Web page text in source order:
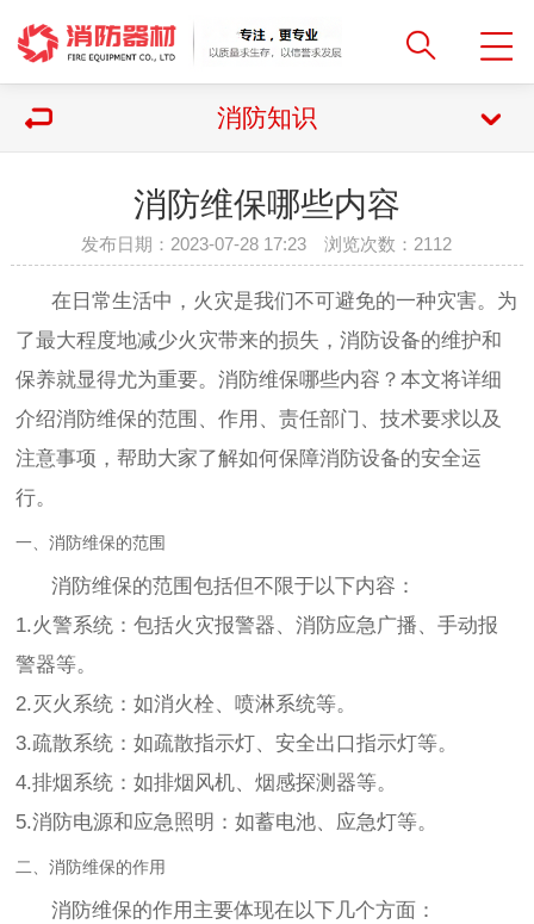
消防知识
消防维保哪些内容
发布日期：2023-07-28 17:23 浏览次数： 2112
在日常生活中，火灾是我们不可避免的一种灾害。为
了最大程度地减少火灾带来的损失，消防设备的维护和
保养就显得尤为重要。消防维保哪些内容？本文将详细
介绍消防维保的范围、作用、责任部门、技术要求以及
注意事项，帮助大家了解如何保障消防设备的安全运
行。
一、消防维保的范围
消防维保的范围包括但不限于以下内容：
1.火警系统：包括火灾报警器、消防应急广播、手动报
警器等。
2.灭火系统：如消火栓、喷淋系统等。
3.疏散系统：如疏散指示灯、安全出口指示灯等。
4.排烟系统：如排烟风机、烟感探测器等。
5.消防电源和应急照明：如蓄电池、应急灯等。
二、消防维保的作用
消防维保的作用主要体现在以下几个方面：